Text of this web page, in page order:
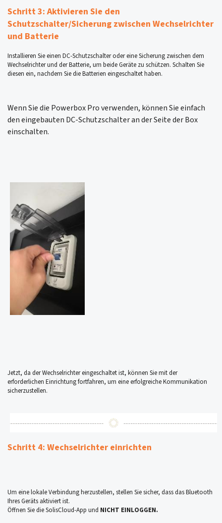
Schritt 3: Aktivieren Sie den
Schutzschalter/Sicherung zwischen Wechselrichter
und Batterie
Installieren Sie einen DC-Schutzschalter oder eine Sicherung zwischen dem
Wechselrichter und der Batterie, um beide Geräte zu schützen. Schalten Sie
diesen ein, nachdem Sie die Batterien eingeschaltet haben.
Wenn Sie die Powerbox Pro verwenden, können Sie einfach
den eingebauten DC-Schutzschalter an der Seite der Box
einschalten.
Jetzt, da der Wechselrichter eingeschaltet ist, können Sie mit der
erforderlichen Einrichtung fortfahren, um eine erfolgreiche Kommunikation
sicherzustellen.
Schritt 4: Wechselrichter einrichten
Um eine lokale Verbindung herzustellen, stellen Sie sicher, dass das Bluetooth
Ihres Geräts aktiviert ist.
Öffnen Sie die SolisCloud-App und NICHT EINLOGGEN.